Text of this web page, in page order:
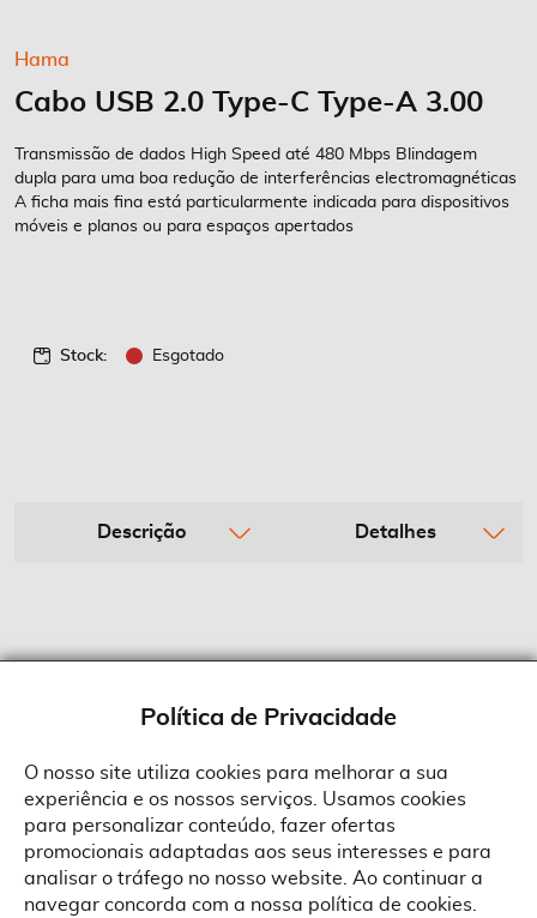
o
da
Galeria
de
imagens
Hama
Cabo USB 2.0 Type-C Type-A 3.00
Transmissão de dados High Speed até 480 Mbps Blindagem
dupla para uma boa redução de interferências electromagnéticas
A ficha mais fina está particularmente indicada para dispositivos
móveis e planos ou para espaços apertados
Stock: Esgotado
Descrição Detalhes
Política de Privacidade
O nosso site utiliza cookies para melhorar a sua
experiência e os nossos serviços. Usamos cookies
para personalizar conteúdo, fazer ofertas
promocionais adaptadas aos seus interesses e para
analisar o tráfego no nosso website. Ao continuar a
navegar concorda com a nossa política de cookies.
Sobre a Suprides
Quem Somos
Informações
Política de Cookies
Ao aceitar a política de cookies da Suprides deverá ter em consideração
que a utilização de cookies possibilita a personalização da utilização e a
apresentação de serviços e ofertas adaptadas ao seu interesses. Pode